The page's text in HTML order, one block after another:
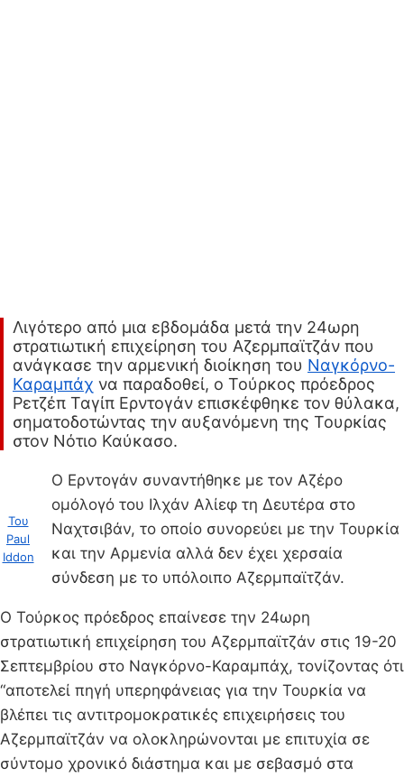
Λιγότερο από μια εβδομάδα μετά την 24ωρη
στρατιωτική επιχείρηση του Αζερμπαϊτζάν που
ανάγκασε την αρμενική διοίκηση του Ναγκόρνο-
Καραμπάχ να παραδοθεί, ο Τούρκος πρόεδρος
Ρετζέπ Ταγίπ Ερντογάν επισκέφθηκε τον θύλακα,
σηματοδοτώντας την αυξανόμενη της Τουρκίας
στον Νότιο Καύκασο.
Του
Paul
Iddon
Ο Ερντογάν συναντήθηκε με τον Αζέρο
ομόλογό του Ιλχάν Αλίεφ τη Δευτέρα στο
Ναχτσιβάν, το οποίο συνορεύει με την Τουρκία
και την Αρμενία αλλά δεν έχει χερσαία
σύνδεση με το υπόλοιπο Αζερμπαϊτζάν.
Ο Τούρκος πρόεδρος επαίνεσε την 24ωρη
στρατιωτική επιχείρηση του Αζερμπαϊτζάν στις 19-20
Σεπτεμβρίου στο Ναγκόρνο-Καραμπάχ, τονίζοντας ότι
“αποτελεί πηγή υπερηφάνειας για την Τουρκία να
βλέπει τις αντιτρομοκρατικές επιχειρήσεις του
Αζερμπαϊτζάν να ολοκληρώνονται με επιτυχία σε
σύντομο χρονικό διάστημα και με σεβασμό στα